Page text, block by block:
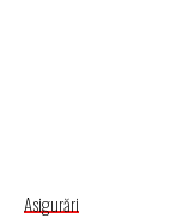
Asigurări